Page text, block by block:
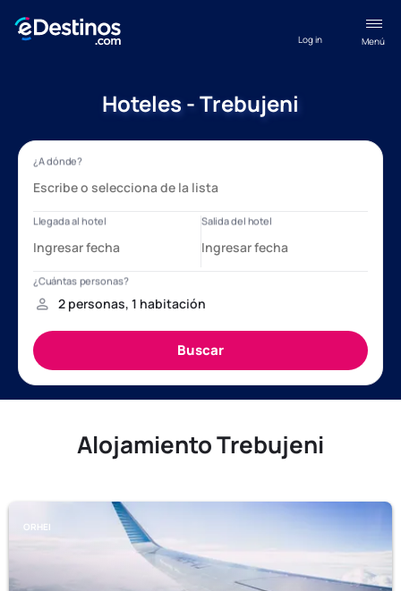
Menú
Log in
Hoteles - Trebujeni
Alojamiento Trebujeni
ORHEI